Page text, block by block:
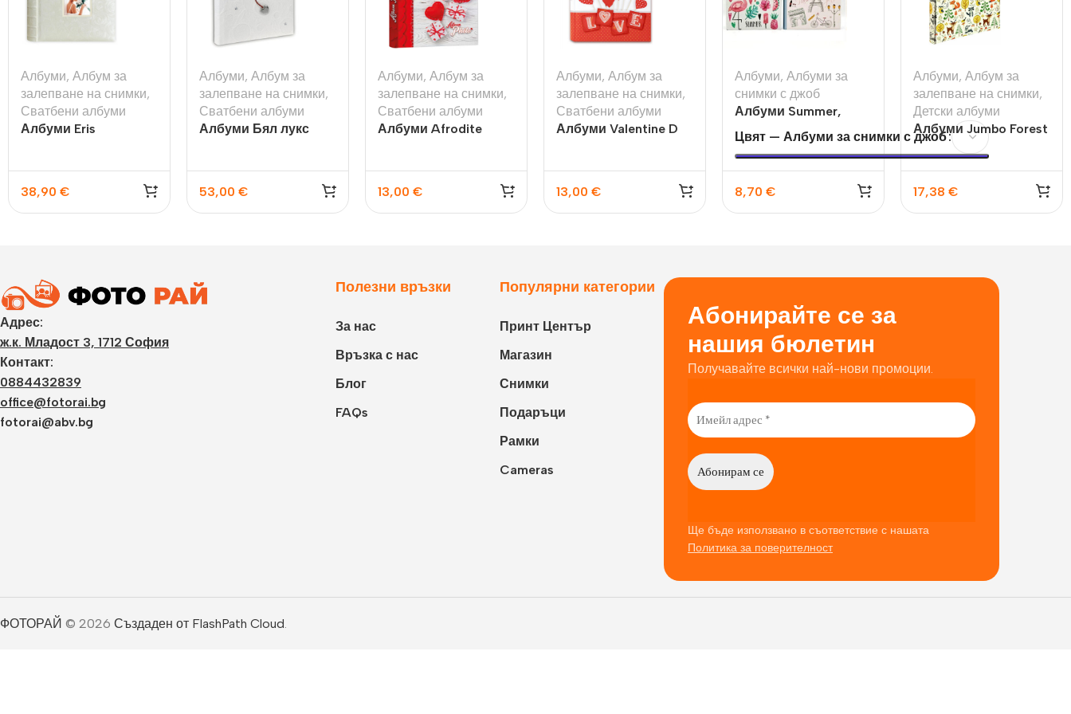
Албуми, Албум за
залепване на снимки,
Сватбени албуми
Албуми Eris
38,90 €
Албуми, Албум за
залепване на снимки,
Сватбени албуми
Албуми Бял лукс
53,00 €
Албуми, Албум за
залепване на снимки,
Сватбени албуми
Албуми Afrodite
13,00 €
Албуми, Албум за
залепване на снимки,
Сватбени албуми
Албуми Valentine D
13,00 €
Албуми, Албуми за
снимки с джоб
Албуми Summer,
Paris
Цвят — Албуми за снимки с джоб
8,70 €
Албуми, Албум за
залепване на снимки,
Детски албуми
Албуми Jumbo Forest
30×30см.,100стр., за
залепване на вашите
17,38 €
Адрес:
ж.к. Младост 3, 1712 София
Контакт:
0884432839
office@fotorai.bg
fotorai@abv.bg
Полезни връзки
За нас
Връзка с нас
Блог
FAQs
Популярни категории
Принт Център
Магазин
Снимки
Подаръци
Рамки
Cameras
Абонирайте се за
нашия бюлетин
Получавайте всички най-нови промоции.
Ще бъде използвано в съответствие с нашата
Политика за поверителност
ФОТОРАЙ © 2026 Създаден от FlashPath Cloud.